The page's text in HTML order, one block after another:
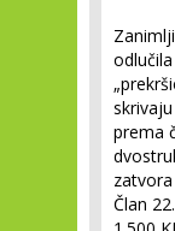
prema
Član